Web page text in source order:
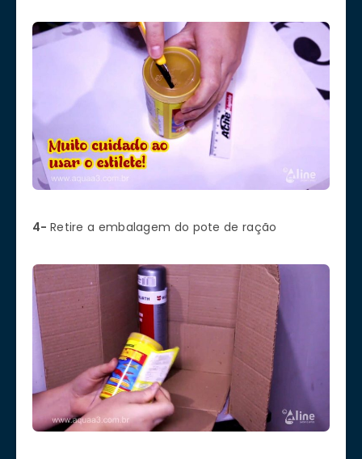
4- Retire a embalagem do pote de ração